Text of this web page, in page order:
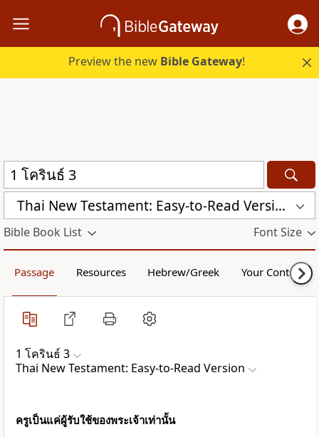
Preview the new Bible Gateway!
Thai New Testament: Easy-to-Read Version (ERV-TH)
Bible Book List Font Size
Passage Resources Hebrew/Greek Your Content
1 โครินธ์ 3
Thai New Testament: Easy-to-Read Version
ครูเป็นแค่ผู้รับใช้ของพระเจ้าเท่านั้น